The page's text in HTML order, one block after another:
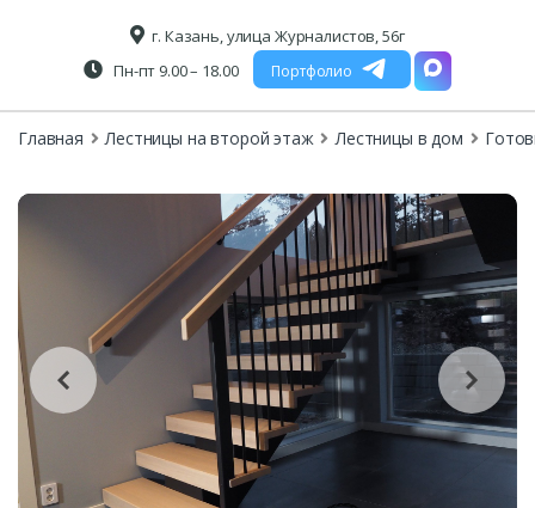
г. Казань, улица Журналистов, 56г
Пн-пт 9.00 – 18.00
Портфолио
Главная Лестницы на второй этаж Лестницы в дом